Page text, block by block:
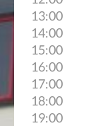
13:00
14:00
15:00
16:00
17:00
18:00
19:00